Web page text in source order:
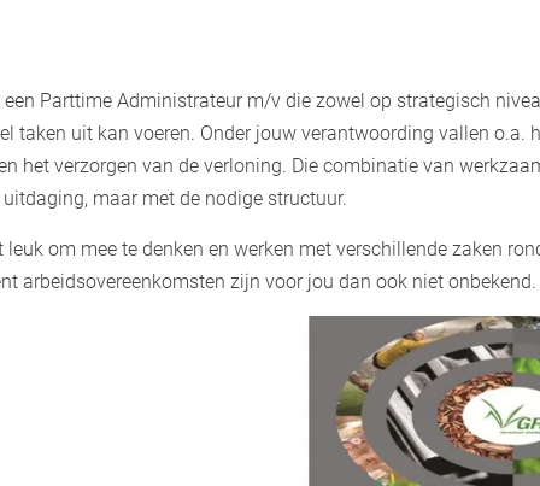
Parttime Administrateur m/v die zowel op strategisch
taken uit kan voeren. Onder jouw verantwoording vallen o.a.
het verzorgen van de verloning. Die combinatie van
maar met de nodige structuur.
om mee te denken en werken met verschillende zaken
arbeidsovereenkomsten zijn voor jou dan ook niet onbekend.